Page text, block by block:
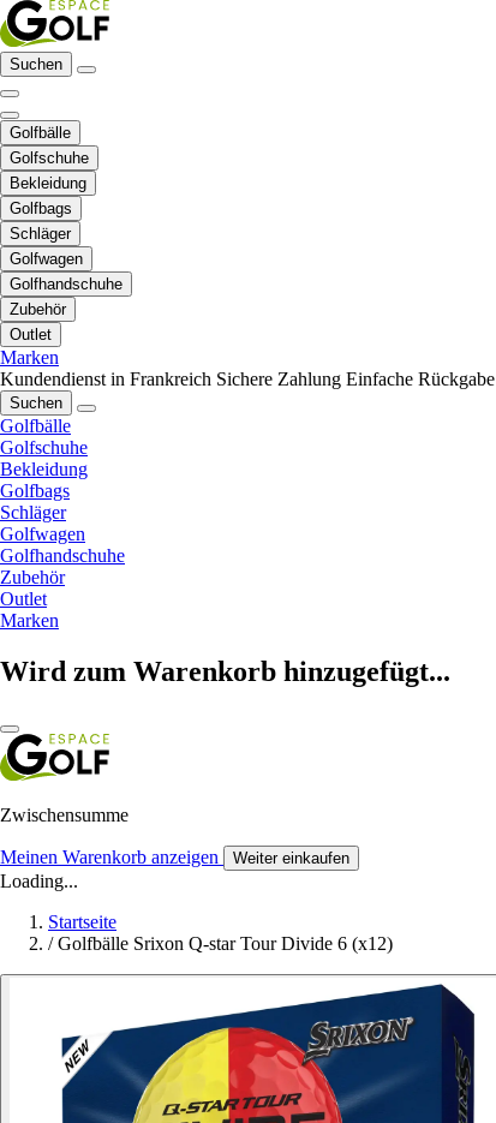
Suchen
Golfbälle
Golfschuhe
Bekleidung
Golfbags
Schläger
Golfwagen
Golfhandschuhe
Zubehör
Outlet
Marken
Kundendienst in Frankreich Sichere Zahlung Einfache Rückgabe
Suchen
Golfbälle
Golfschuhe
Bekleidung
Golfbags
Schläger
Golfwagen
Golfhandschuhe
Zubehör
Outlet
Marken
Wird zum Warenkorb hinzugefügt...
Zwischensumme
Meinen Warenkorb anzeigen Weiter einkaufen
Loading...
Startseite
/ Golfbälle Srixon Q-star Tour Divide 6 (x12)